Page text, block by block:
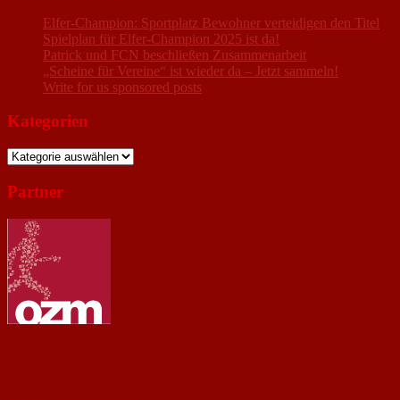
Elfer-Champion: Sportplatz Bewohner verteidigen den Titel
Spielplan für Elfer-Champion 2025 ist da!
Patrick und FCN beschließen Zusammenarbeit
„Scheine für Vereine“ ist wieder da – Jetzt sammeln!
Write for us sponsored posts
Kategorien
Kategorien
Partner